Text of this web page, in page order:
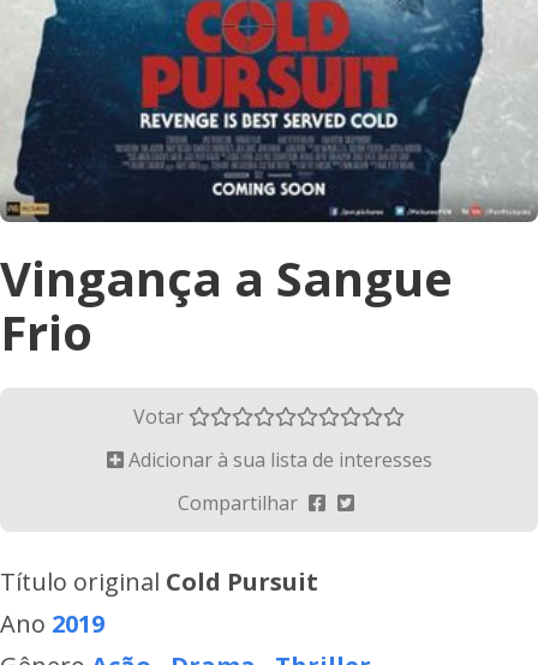
Vingança a Sangue
Frio
Votar
Adicionar à sua lista de interesses
Compartilhar
Título original Cold Pursuit
Ano 2019